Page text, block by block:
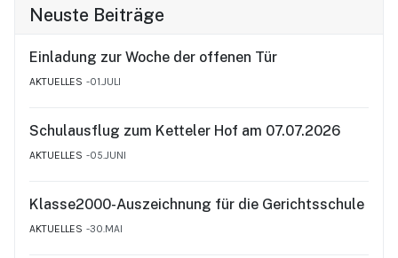
Neuste Beiträge
Einladung zur Woche der offenen Tür
AKTUELLES 01.JULI
Schulausflug zum Ketteler Hof am 07.07.2026
AKTUELLES 05.JUNI
Klasse2000-Auszeichnung für die Gerichtsschule
AKTUELLES 30.MAI